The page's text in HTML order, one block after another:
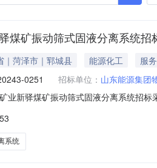
煤矿振动筛式固液分离系统招
｜菏泽市｜郓城县 能源化工
服务
0251 招标单位： 山东能源集团
矿业新驿煤矿振动筛式固液分离系统招
sdnydzzb/
系统